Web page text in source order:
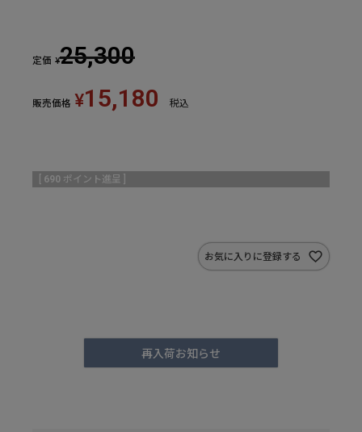
定価 ¥25,300
販売価格 ¥15,180 税込
690 ポイント進呈 ]
お気に入りに登録する
再入荷お知らせ